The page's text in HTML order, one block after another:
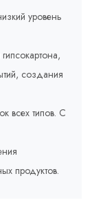
уровень
создания
всех типов. С
продуктов.